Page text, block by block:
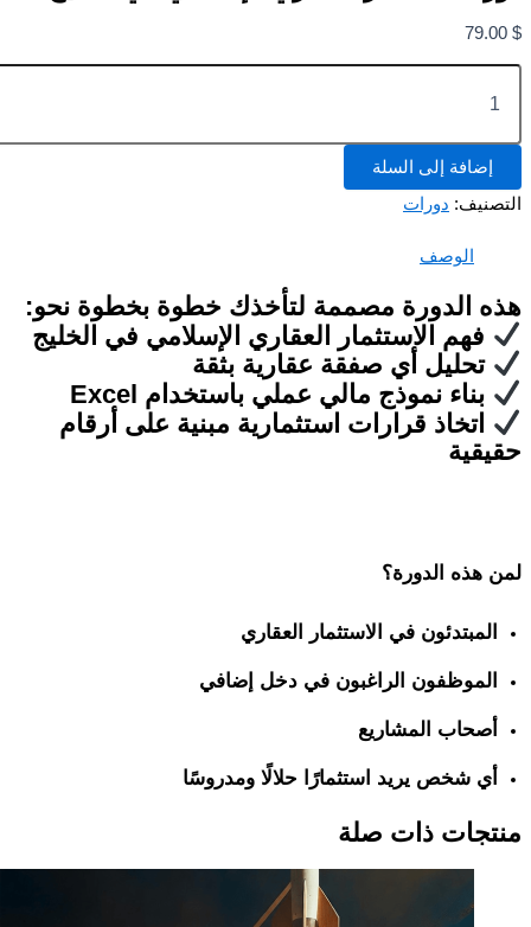
إضافة إلى السلة
دورات
الوصف
الدورة مصممة لتأخذك خطوة بخطوة نحو:
فهم الاستثمار العقاري الإسلامي في الخليج
تحليل أي صفقة عقارية بثقة
بناء نموذج مالي عملي باستخدام Excel
اتخاذ قرارات استثمارية مبنية على أرقام
هذه الدورة؟
المبتدئون في الاستثمار العقاري
الموظفون الراغبون في دخل إضافي
أصحاب المشاريع
أي شخص يريد استثمارًا حلالًا ومدروسًا
ذات صلة